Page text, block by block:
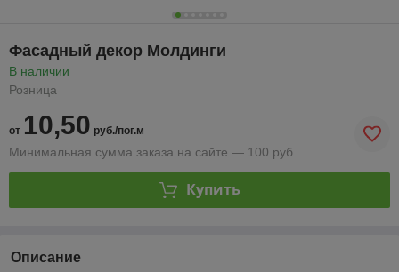
Фасадный декор Молдинги
В наличии
Розница
от 10,50 руб./пог.м
Минимальная сумма заказа на сайте — 100 руб.
Купить
Описание